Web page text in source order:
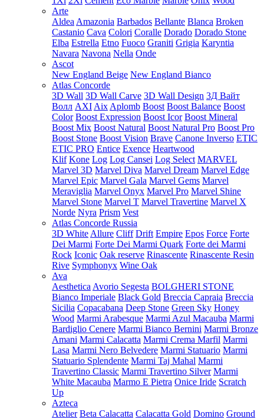
Arte
Aldea Amazonia Barbados Bellante Blanca Broken
Castanio Cava Colori Coralle Dorado Dorado Stone
Elba Estrella Etno Fuoco Graniti Grigia Karyntia
Navara Navona Nella Onde
Ascot
New England Beige New England Bianco
Atlas Concorde
3D Wall 3D Wall Carve 3D Wall Design 3Д Вайт
Волл AXI Aix Aplomb Boost Boost Balance Boost
Color Boost Expression Boost Icor Boost Mineral
Boost Mix Boost Natural Boost Natural Pro Boost Pro
Boost Stone Boost Vision Brave Canone Inverso ETIC
ETIC PRO Entice Exence Heartwood
Klif Kone Log Log Cansei Log Select MARVEL
Marvel 3D Marvel Diva Marvel Dream Marvel Edge
Marvel Epic Marvel Gala Marvel Gems Marvel
Meraviglia Marvel Onyx Marvel Pro Marvel Shine
Marvel Stone Marvel T Marvel Travertine Marvel X
Norde Nyra Prism Vest
Atlas Concorde Russia
3D White Allure Cliff Drift Empire Epos Force Forte
Dei Marmi Forte Dei Marmi Quark Forte dei Marmi
Rock Iconic Oak reserve Rinascente Rinascente Resin
Rive Symphonyx Wine Oak
Ava
Aesthetica Avorio Segesta BOLGHERI STONE
Bianco Imperiale Black Gold Breccia Capraia Breccia
Sicilia Copacabana Deep Stone Green Sky Honey
Wood Marmi Arabesque Marmi Azul Macauba Marmi
Bardiglio Cenere Marmi Bianco Bernini Marmi Bronze
Amani Marmi Calacatta Marmi Crema Marfil Marmi
Lasa Marmi Nero Belvedere Marmi Statuario Marmi
Statuario Splendente Marmi Taj Mahal Marmi
Travertino Classic Marmi Travertino Silver Marmi
White Macauba Marmo E Pietra Onice Iride Scratch
Up
Azteca
Atelier Beta Calacatta Calacatta Gold Domino Ground